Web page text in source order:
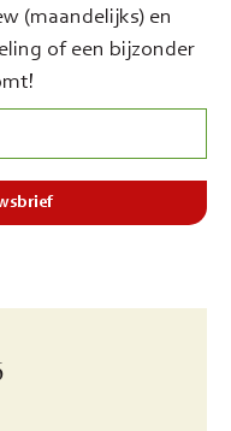
(maandelijks) en
of een bijzonder